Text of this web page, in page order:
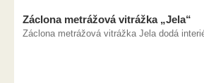
Záclona metrážová vitrážka „Jela“
Záclona metrážová vitrážka Jela dodá